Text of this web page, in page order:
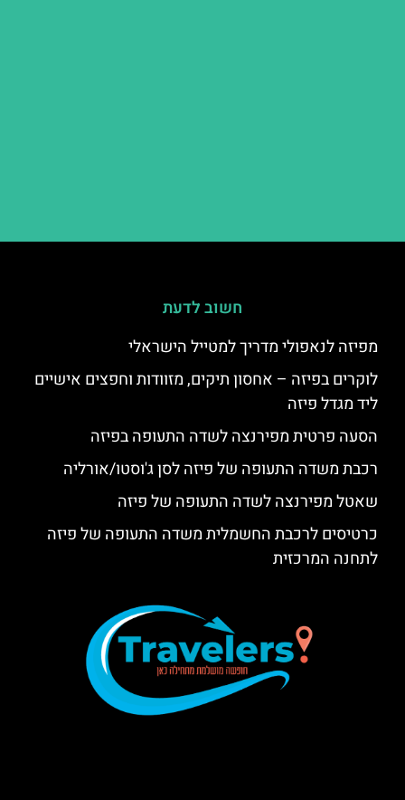
חשוב לדעת
מפיזה לנאפולי מדריך למטייל הישראלי
לוקרים בפיזה – אחסון תיקים, מזוודות וחפצים אישיים
ליד מגדל פיזה
הסעה פרטית מפירנצה לשדה התעופה בפיזה
רכבת משדה התעופה של פיזה לסן ג'וסטו/אורליה
שאטל מפירנצה לשדה התעופה של פיזה
כרטיסים לרכבת החשמלית משדה התעופה של פיזה
לתחנה המרכזית